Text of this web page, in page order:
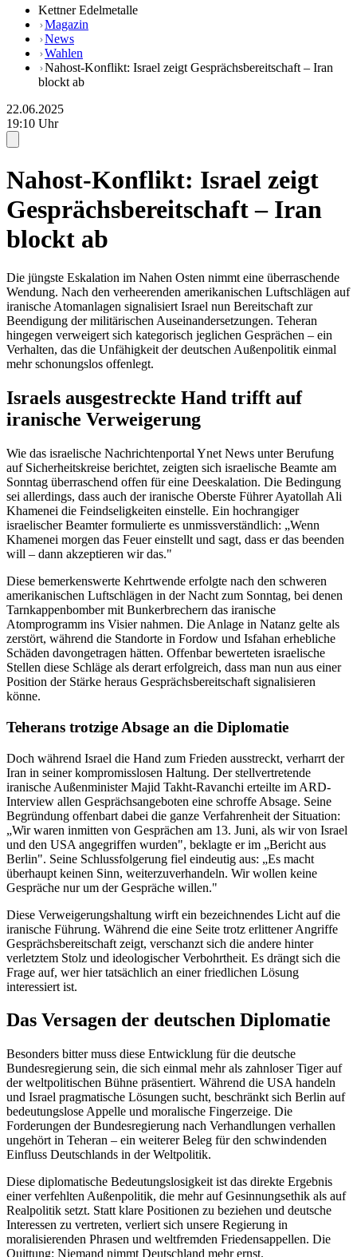
Kettner Edelmetalle
Magazin
News
Wahlen
Nahost-Konflikt: Israel zeigt Gesprächsbereitschaft – Iran
blockt ab
22.06.2025
19:10 Uhr
Nahost-Konflikt: Israel zeigt
Gesprächsbereitschaft – Iran
blockt ab
Die jüngste Eskalation im Nahen Osten nimmt eine überraschende
Wendung. Nach den verheerenden amerikanischen Luftschlägen auf
iranische Atomanlagen signalisiert Israel nun Bereitschaft zur
Beendigung der militärischen Auseinandersetzungen. Teheran
hingegen verweigert sich kategorisch jeglichen Gesprächen – ein
Verhalten, das die Unfähigkeit der deutschen Außenpolitik einmal
mehr schonungslos offenlegt.
Israels ausgestreckte Hand trifft auf
iranische Verweigerung
Wie das israelische Nachrichtenportal Ynet News unter Berufung
auf Sicherheitskreise berichtet, zeigten sich israelische Beamte am
Sonntag überraschend offen für eine Deeskalation. Die Bedingung
sei allerdings, dass auch der iranische Oberste Führer Ayatollah Ali
Khamenei die Feindseligkeiten einstelle. Ein hochrangiger
israelischer Beamter formulierte es unmissverständlich: „Wenn
Khamenei morgen das Feuer einstellt und sagt, dass er das beenden
will – dann akzeptieren wir das."
Diese bemerkenswerte Kehrtwende erfolgte nach den schweren
amerikanischen Luftschlägen in der Nacht zum Sonntag, bei denen
Tarnkappenbomber mit Bunkerbrechern das iranische
Atomprogramm ins Visier nahmen. Die Anlage in Natanz gelte als
zerstört, während die Standorte in Fordow und Isfahan erhebliche
Schäden davongetragen hätten. Offenbar bewerteten israelische
Stellen diese Schläge als derart erfolgreich, dass man nun aus einer
Position der Stärke heraus Gesprächsbereitschaft signalisieren
könne.
Teherans trotzige Absage an die Diplomatie
Doch während Israel die Hand zum Frieden ausstreckt, verharrt der
Iran in seiner kompromisslosen Haltung. Der stellvertretende
iranische Außenminister Majid Takht-Ravanchi erteilte im ARD-
Interview allen Gesprächsangeboten eine schroffe Absage. Seine
Begründung offenbart dabei die ganze Verfahrenheit der Situation:
„Wir waren inmitten von Gesprächen am 13. Juni, als wir von Israel
und den USA angegriffen wurden", beklagte er im „Bericht aus
Berlin". Seine Schlussfolgerung fiel eindeutig aus: „Es macht
überhaupt keinen Sinn, weiterzuverhandeln. Wir wollen keine
Gespräche nur um der Gespräche willen."
Diese Verweigerungshaltung wirft ein bezeichnendes Licht auf die
iranische Führung. Während die eine Seite trotz erlittener Angriffe
Gesprächsbereitschaft zeigt, verschanzt sich die andere hinter
verletztem Stolz und ideologischer Verbohrtheit. Es drängt sich die
Frage auf, wer hier tatsächlich an einer friedlichen Lösung
interessiert ist.
Das Versagen der deutschen Diplomatie
Besonders bitter muss diese Entwicklung für die deutsche
Bundesregierung sein, die sich einmal mehr als zahnloser Tiger auf
der weltpolitischen Bühne präsentiert. Während die USA handeln
und Israel pragmatische Lösungen sucht, beschränkt sich Berlin auf
bedeutungslose Appelle und moralische Fingerzeige. Die
Forderungen der Bundesregierung nach Verhandlungen verhallen
ungehört in Teheran – ein weiterer Beleg für den schwindenden
Einfluss Deutschlands in der Weltpolitik.
Diese diplomatische Bedeutungslosigkeit ist das direkte Ergebnis
einer verfehlten Außenpolitik, die mehr auf Gesinnungsethik als auf
Realpolitik setzt. Statt klare Positionen zu beziehen und deutsche
Interessen zu vertreten, verliert sich unsere Regierung in
moralisierenden Phrasen und weltfremden Friedensappellen. Die
Quittung: Niemand nimmt Deutschland mehr ernst.